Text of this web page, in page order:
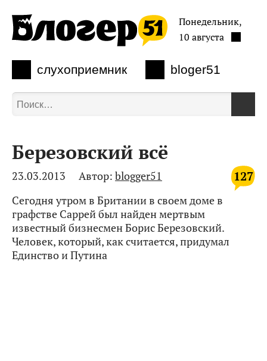
слухоприемник bloger51
Понедельник,
10 августа
Березовский всё
127
23.03.2013 Автор: blogger51
Сегодня утром в Британии в своем доме в
графстве Саррей был найден мертвым
известный бизнесмен Борис Березовский.
Человек, который, как считается, придумал
Единство и Путина